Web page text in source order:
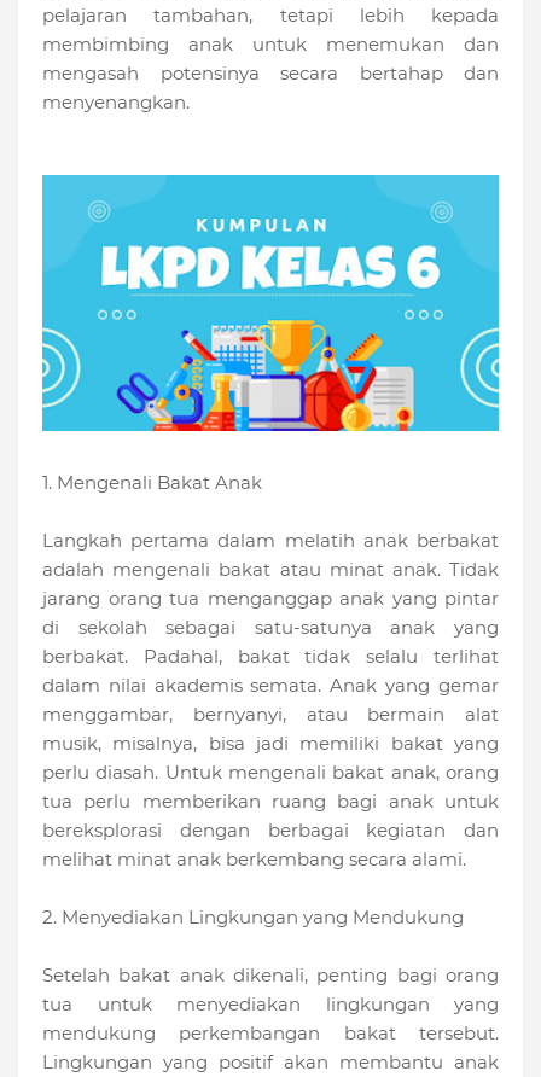
pelajaran tambahan, tetapi lebih kepada
membimbing anak untuk menemukan dan
mengasah potensinya secara bertahap dan
menyenangkan.
1. Mengenali Bakat Anak
Langkah pertama dalam melatih anak berbakat
adalah mengenali bakat atau minat anak. Tidak
jarang orang tua menganggap anak yang pintar
di sekolah sebagai satu-satunya anak yang
berbakat. Padahal, bakat tidak selalu terlihat
dalam nilai akademis semata. Anak yang gemar
menggambar, bernyanyi, atau bermain alat
musik, misalnya, bisa jadi memiliki bakat yang
perlu diasah. Untuk mengenali bakat anak, orang
tua perlu memberikan ruang bagi anak untuk
bereksplorasi dengan berbagai kegiatan dan
melihat minat anak berkembang secara alami.
2. Menyediakan Lingkungan yang Mendukung
Setelah bakat anak dikenali, penting bagi orang
tua untuk menyediakan lingkungan yang
mendukung perkembangan bakat tersebut.
Lingkungan yang positif akan membantu anak